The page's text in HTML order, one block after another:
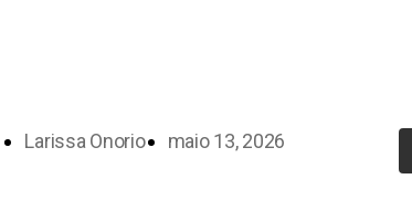
Larissa Onorio maio 13, 2026